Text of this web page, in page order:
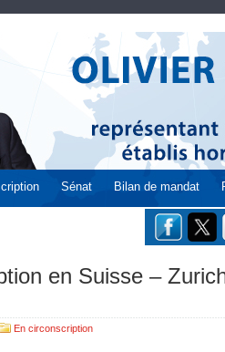
Sénat Bilan de mandat
en Suisse –
En circonscription